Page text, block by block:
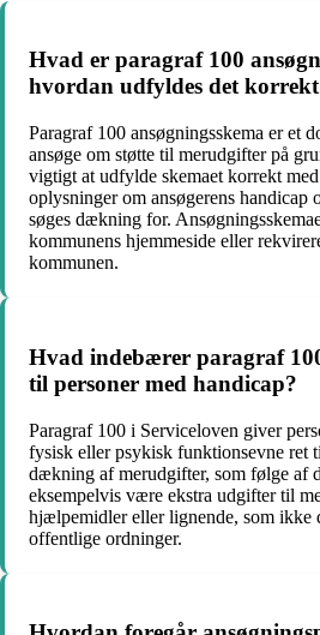
Hvad er paragraf 100
hvordan udfyldes det
Paragraf 100 ansøgningsskema er et
ansøge om støtte til merudgifter på
vigtigt at udfylde skemaet korrekt
oplysninger om ansøgerens handicap
søges dækning for.
kommunens hjemmeside eller
kommunen.
Hvad indebærer paragraf
til personer med handicap?
Paragraf 100 i Serviceloven giver
fysisk eller psykisk funktionsevne ret
dækning af merudgifter, som følge af
eksempelvis være ekstra udgifter til
hjælpemidler eller lignende, som ikke
offentlige ordninger.